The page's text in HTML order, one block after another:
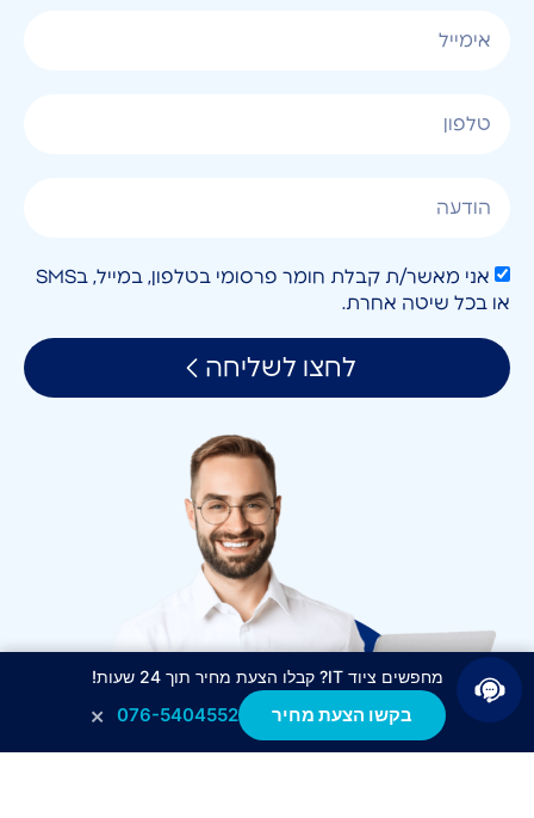
אני מאשר/ת קבלת חומר פרסומי בטלפון, במייל, בSMS
או בכל שיטה אחרת.
לחצו לשליחה
מחפשים ציוד IT? קבלו הצעת מחיר תוך 24 שעות!
בקשו הצעת מחיר 076-5404552
×